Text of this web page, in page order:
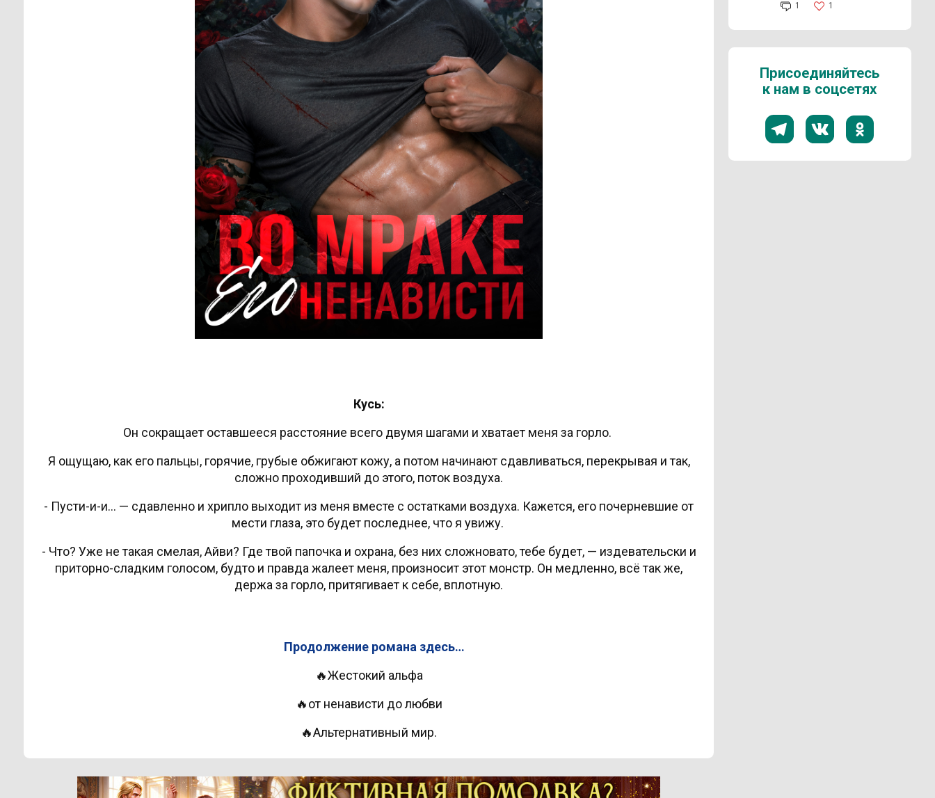
Кусь:
Он сокращает оставшееся расстояние всего двумя шагами и хватает меня за горло.
Я ощущаю, как его пальцы, горячие, грубые обжигают кожу, а потом начинают сдавливаться, перекрывая и так,
сложно проходивший до этого, поток воздуха.
- Пусти-и-и… — сдавленно и хрипло выходит из меня вместе с остатками воздуха. Кажется, его почерневшие от
мести глаза, это будет последнее, что я увижу.
- Что? Уже не такая смелая, Айви? Где твой папочка и охрана, без них сложновато, тебе будет, — издевательски и
приторно-сладким голосом, будто и правда жалеет меня, произносит этот монстр. Он медленно, всё так же,
держа за горло, притягивает к себе, вплотную.
Продолжение романа здесь…
🔥Жестокий альфа
🔥от ненависти до любви
🔥Альтернативный мир.
1 1
Присоединяйтесь
к нам в соцсетях